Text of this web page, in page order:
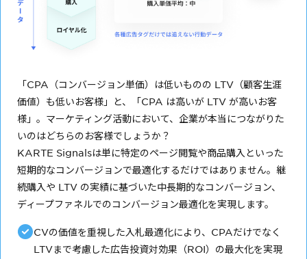
「CPA（コンバージョン単価）は低いものの LTV（顧客生涯
価値）も低いお客様」と、「CPA は高いが LTV が高いお客
様」。マーケティング活動において、企業が本当につながりた
いのはどちらのお客様でしょうか？
KARTE Signalsは単に特定のページ閲覧や商品購入といった
短期的なコンバージョンで最適化するだけではありません。継
続購入や LTV の実績に基づいた中長期的なコンバージョン、
ディープファネルでのコンバージョン最適化を実現します。
CVの価値を重視した入札最適化により、CPAだけでなく
LTVまで考慮した広告投資対効果（ROI）の最大化を実現